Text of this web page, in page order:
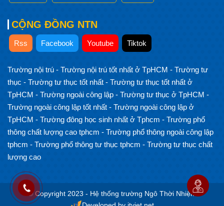
CỘNG ĐỒNG NTN
Rss Facebook Youtube Tiktok
Trường nội trú - Trường nội trú tốt nhất ở TpHCM - Trường tư
thục - Trường tư thục tốt nhất - Trường tư thục tốt nhất ở
TpHCM - Trường ngoài công lập - Trường tư thục ở TpHCM -
Trường ngoài công lập tốt nhất - Trường ngoài công lập ở
TpHCM - Trường đông học sinh nhất ở Tphcm - Trường phổ
thông chất lượng cao tphcm - Trường phổ thông ngoài công lập
tphcm - Trường phổ thông tư thục tphcm - Trường tư thục chất
lượng cao
© Copyright 2023 - Hệ thống trường Ngô Thời Nhiệm